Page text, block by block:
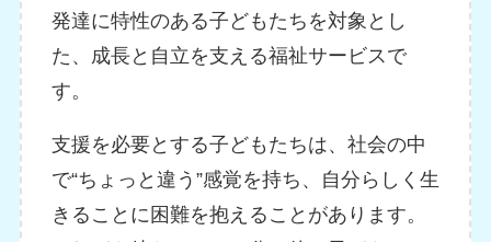
発達に特性のある子どもたちを対象とし
た、成長と自立を支える福祉サービスで
す。
支援を必要とする子どもたちは、社会の中
で“ちょっと違う”感覚を持ち、自分らしく生
きることに困難を抱えることがあります。